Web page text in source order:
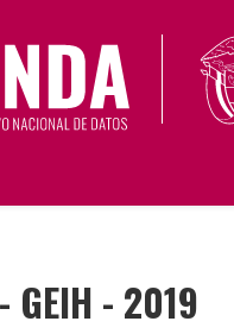
- 2019